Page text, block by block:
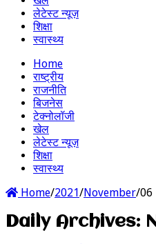
लेटेस्ट न्यूज़
शिक्षा
स्वास्थ्य
Home
राष्ट्रीय
राजनीति
बिजनेस
टेक्नोलॉजी
खेल
लेटेस्ट न्यूज़
शिक्षा
स्वास्थ्य
Home/2021/November/06
Daily Archives: